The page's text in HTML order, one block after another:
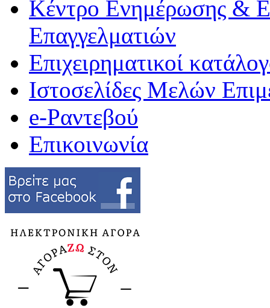
Κέντρο Ενημέρωσης &
Επαγγελματιών
Επιχειρηματικοί
Ιστοσελίδες Μελών
e-Ραντεβού
Επικοινωνία